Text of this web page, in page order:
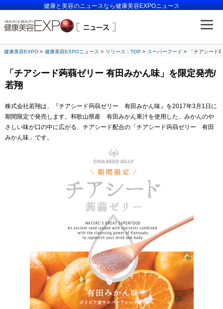
健康と美容のニュースなら健康美容EXPOニュース
健康美容EXPO 健康美容EXPOニュース リリース：TOP スーパーフード 「チアシード
「チアシード蒟蒻ゼリー 有田みかん味」を限定発売/
若翔
株式会社若翔は、『チアシード蒟蒻ゼリー 有田みかん味』を2017年3月1日に
期間限定で発売します。和歌山県産 有田みかん果汁を使用した、みかんのや
さしい味が口の中に広がる、チアシード配合の「チアシード蒟蒻ゼリー 有田
みかん味」です。